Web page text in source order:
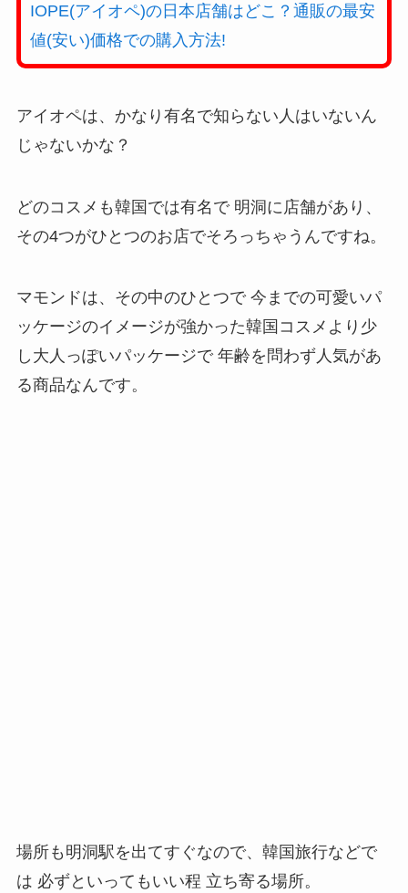
IOPE(アイオペ)の日本店舗はどこ？通販の最安
値(安い)価格での購入方法!
アイオペは、かなり有名で知らない人はいないん
じゃないかな？
どのコスメも韓国では有名で 明洞に店舗があり、
その4つがひとつのお店でそろっちゃうんですね。
マモンドは、その中のひとつで 今までの可愛いパ
ッケージのイメージが強かった韓国コスメより少
し大人っぽいパッケージで 年齢を問わず人気があ
る商品なんです。
場所も明洞駅を出てすぐなので、韓国旅行などで
は 必ずといってもいい程 立ち寄る場所。